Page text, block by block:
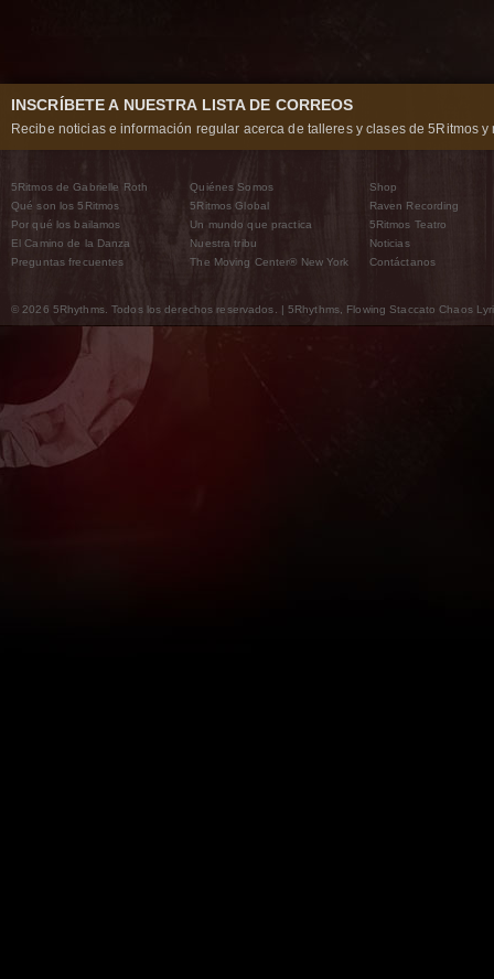
INSCRÍBETE A NUESTRA LISTA DE CORREOS
Recibe noticias e información regular acerca de talleres y clases de 5Ritmos y
5Ritmos de Gabrielle Roth
Qué son los 5Ritmos
Por qué los bailamos
El Camino de la Danza
Preguntas frecuentes
Quiénes Somos
5Ritmos Global
Un mundo que practica
Nuestra tribu
The Moving Center® New York
Shop
Raven Recording
5Ritmos Teatro
Noticias
Contáctanos
© 2026 5Rhythms. Todos los derechos reservados. | 5Rhythms, Flowing Staccato Chaos